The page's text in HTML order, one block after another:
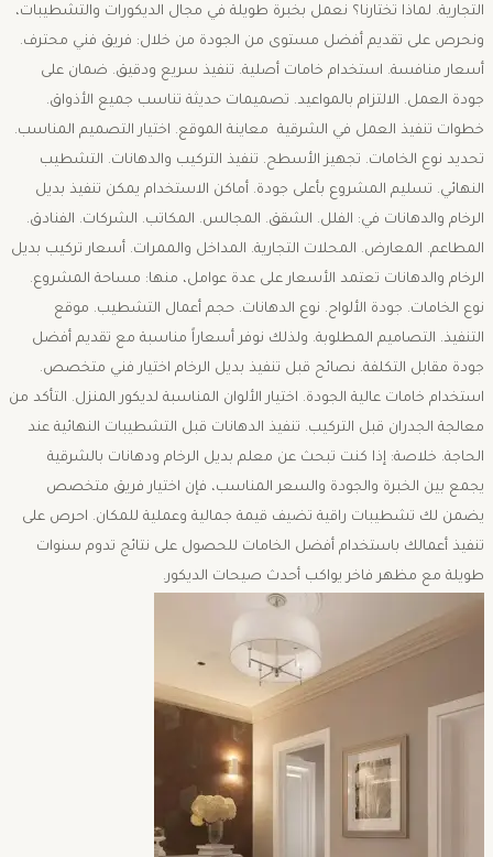
التجارية. لماذا تختارنا؟ نعمل بخبرة طويلة في مجال الديكورات والتشطيبات،
ونحرص على تقديم أفضل مستوى من الجودة من خلال: فريق فني محترف.
أسعار منافسة. استخدام خامات أصلية. تنفيذ سريع ودقيق. ضمان على
جودة العمل. الالتزام بالمواعيد. تصميمات حديثة تناسب جميع الأذواق.
خطوات تنفيذ العمل في الشرقية معاينة الموقع. اختيار التصميم المناسب.
تحديد نوع الخامات. تجهيز الأسطح. تنفيذ التركيب والدهانات. التشطيب
النهائي. تسليم المشروع بأعلى جودة. أماكن الاستخدام يمكن تنفيذ بديل
الرخام والدهانات في: الفلل. الشقق. المجالس. المكاتب. الشركات. الفنادق.
المطاعم. المعارض. المحلات التجارية. المداخل والممرات. أسعار تركيب بديل
الرخام والدهانات تعتمد الأسعار على عدة عوامل، منها: مساحة المشروع.
نوع الخامات. جودة الألواح. نوع الدهانات. حجم أعمال التشطيب. موقع
التنفيذ. التصاميم المطلوبة. ولذلك نوفر أسعاراً مناسبة مع تقديم أفضل
جودة مقابل التكلفة. نصائح قبل تنفيذ بديل الرخام اختيار فني متخصص.
استخدام خامات عالية الجودة. اختيار الألوان المناسبة لديكور المنزل. التأكد من
معالجة الجدران قبل التركيب. تنفيذ الدهانات قبل التشطيبات النهائية عند
الحاجة. خلاصة: إذا كنت تبحث عن معلم بديل الرخام ودهانات بالشرقية
يجمع بين الخبرة والجودة والسعر المناسب، فإن اختيار فريق متخصص
يضمن لك تشطيبات راقية تضيف قيمة جمالية وعملية للمكان. احرص على
تنفيذ أعمالك باستخدام أفضل الخامات للحصول على نتائج تدوم سنوات
طويلة مع مظهر فاخر يواكب أحدث صيحات الديكور.